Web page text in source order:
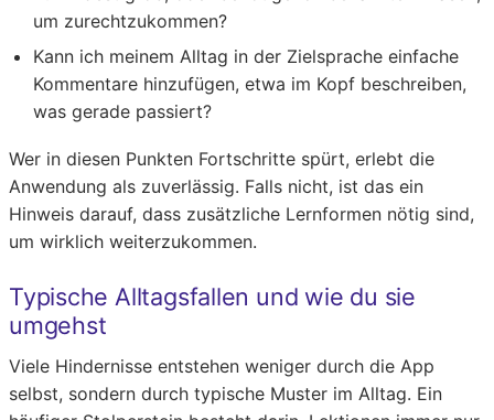
um zurechtzukommen?
Kann ich meinem Alltag in der Zielsprache einfache
Kommentare hinzufügen, etwa im Kopf beschreiben,
was gerade passiert?
Wer in diesen Punkten Fortschritte spürt, erlebt die
Anwendung als zuverlässig. Falls nicht, ist das ein
Hinweis darauf, dass zusätzliche Lernformen nötig sind,
um wirklich weiterzukommen.
Typische Alltagsfallen und wie du sie
umgehst
Viele Hindernisse entstehen weniger durch die App
selbst, sondern durch typische Muster im Alltag. Ein